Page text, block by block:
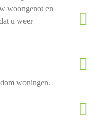
woongenot en
u weer
woningen.